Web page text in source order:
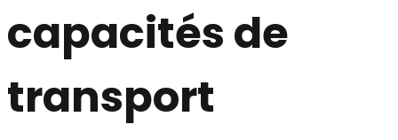
capacités de
transport